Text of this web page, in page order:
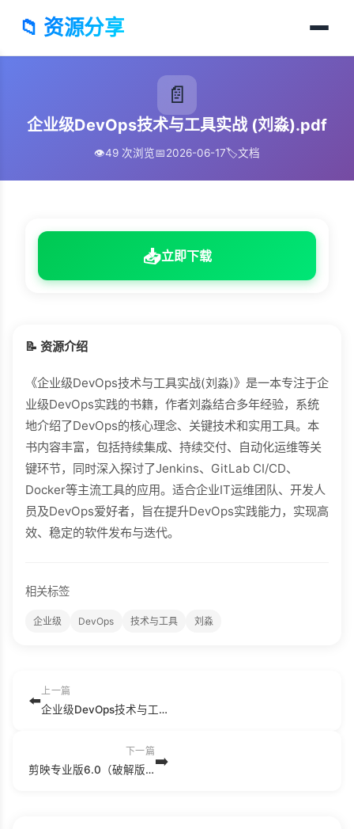
📁 资源分享
📄
企业级DevOps技术与工具实战 (刘淼).pdf
👁️49 次浏览📅2026-06-17🏷️文档
📥立即下载
📝 资源介绍
《企业级DevOps技术与工具实战(刘淼)》是一本专注于企
业级DevOps实践的书籍，作者刘淼结合多年经验，系统
地介绍了DevOps的核心理念、关键技术和实用工具。本
书内容丰富，包括持续集成、持续交付、自动化运维等关
键环节，同时深入探讨了Jenkins、GitLab CI/CD、
Docker等主流工具的应用。适合企业IT运维团队、开发人
员及DevOps爱好者，旨在提升DevOps实践能力，实现高
效、稳定的软件发布与迭代。
相关标签
企业级 DevOps 技术与工具 刘淼
⬅️
上一篇
企业级DevOps技术与工具实战 (刘淼).pdf
下一篇
剪映专业版6.0（破解版）.rar➡️